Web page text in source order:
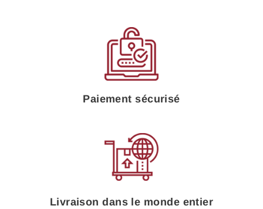
Paiement sécurisé
Livraison dans le monde entier